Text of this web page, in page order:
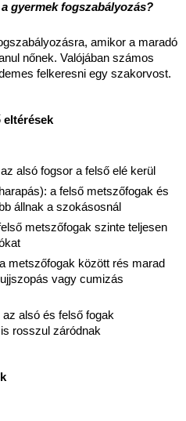
gyermek fogszabályozás?
amikor a maradó
nőnek. Valójában számos
felkeresni egy szakorvost.
alsó fogsor a felső elé kerül
a felső metszőfogak és
állnak a szokásosnál
metszőfogak szinte teljesen
metszőfogak között rés marad
vagy cumizás
alsó és felső fogak
rosszul záródnak